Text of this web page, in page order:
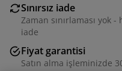
Sınırsız iade
Zaman sınırlaması yok
iade
Fiyat garantisi
Satın alma işleminizde